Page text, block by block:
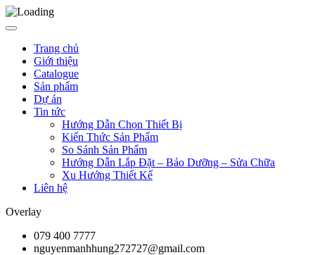
Trang chủ
Giới thiệu
Catalogue
Sản phẩm
Dự án
Tin tức
Hướng Dẫn Chọn Thiết Bị
Kiến Thức Sản Phẩm
So Sánh Sản Phẩm
Hướng Dẫn Lắp Đặt – Bảo Dưỡng – Sửa Chữa
Xu Hướng Thiết Kế
Liên hệ
Overlay
079 400 7777
nguyenmanhhung272727@gmail.com